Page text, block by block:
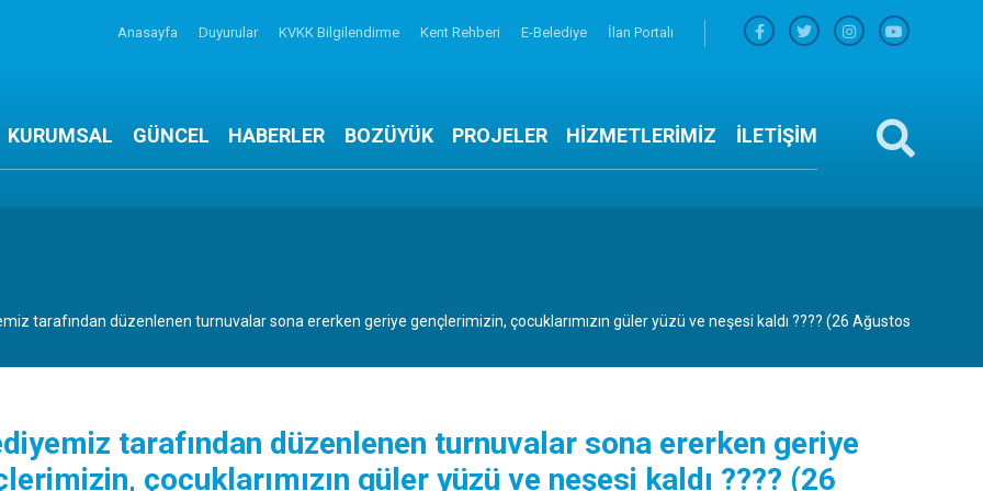
Anasayfa Duyurular KVKK Bilgilendirme Kent Rehberi E-Belediye İlan Portalı
KURUMSAL GÜNCEL HABERLER BOZÜYÜK PROJELER HİZMETLERİMİZ İLETİŞİM
tarafından düzenlenen turnuvalar sona ererken geriye gençlerimizin, çocuklarımızın güler yüzü ve neşesi kaldı ???? (26 Ağustos
tarafından düzenlenen turnuvalar sona ererken geriye
çocuklarımızın güler yüzü ve neşesi kaldı ???? (26